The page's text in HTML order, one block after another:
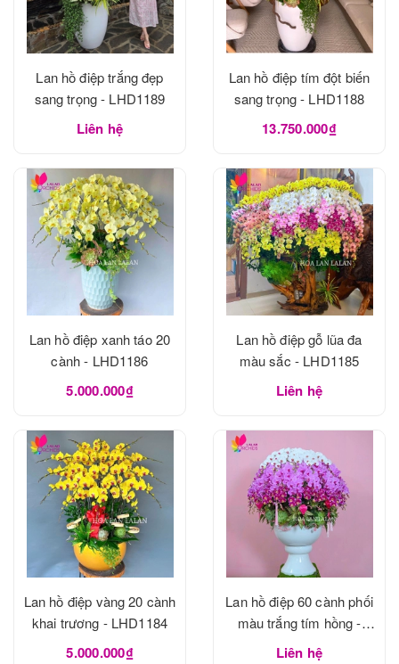
Lan hồ điệp trắng đẹp
sang trọng - LHD1189
Liên hệ
Lan hồ điệp tím đột biến
sang trọng - LHD1188
13.750.000₫
Lan hồ điệp xanh táo 20
cành - LHD1186
5.000.000₫
Lan hồ điệp gỗ lũa đa
màu sắc - LHD1185
Liên hệ
Lan hồ điệp vàng 20 cành
khai trương - LHD1184
5.000.000₫
Lan hồ điệp 60 cành phối
màu trắng tím hồng -
LHD1183
Liên hệ